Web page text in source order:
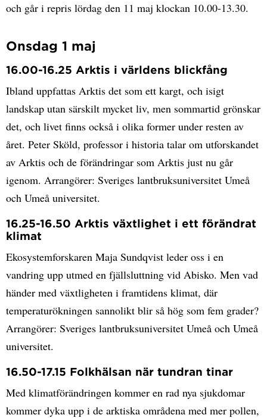
och går i repris lördag den 11 maj klockan 10.00-13.30.
Onsdag 1 maj
16.00-16.25 Arktis i världens blickfång
Ibland uppfattas Arktis det som ett kargt, och isigt
landskap utan särskilt mycket liv, men sommartid grönskar
det, och livet finns också i olika former under resten av
året. Peter Sköld, professor i historia talar om utforskandet
av Arktis och de förändringar som Arktis just nu går
igenom. Arrangörer: Sveriges lantbruksuniversitet Umeå
och Umeå universitet.
16.25-16.50 Arktis växtlighet i ett förändrat
klimat
Ekosystemforskaren Maja Sundqvist leder oss i en
vandring upp utmed en fjällsluttning vid Abisko. Men vad
händer med växtligheten i framtidens klimat, där
temperaturökningen sannolikt blir så hög som fem grader?
Arrangörer: Sveriges lantbruksuniversitet Umeå och Umeå
universitet.
16.50-17.15 Folkhälsan när tundran tinar
Med klimatförändringen kommer en rad nya sjukdomar
kommer dyka upp i de arktiska områdena med mer pollen,